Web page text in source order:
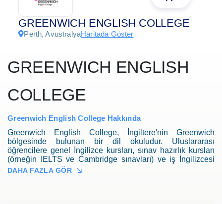
GREENWICH ENGLISH COLLEGE
Perth, AvustralyaHaritada Göster
GREENWICH ENGLISH
COLLEGE
Greenwich English College Hakkında
Greenwich English College, İngiltere'nin Greenwich
bölgesinde bulunan bir dil okuludur. Uluslararası
öğrencilere genel İngilizce kursları, sınav hazırlık kursları
(örneğin IELTS ve Cambridge sınavları) ve iş İngilizcesi
gibi belirli amaçlar için İngilizce kursları sunmaktadır. Okul,
DAHA FAZLA GÖR